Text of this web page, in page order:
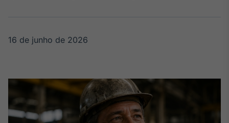
Broadcast
White Label
Plataforma para
16 de junho de 2026